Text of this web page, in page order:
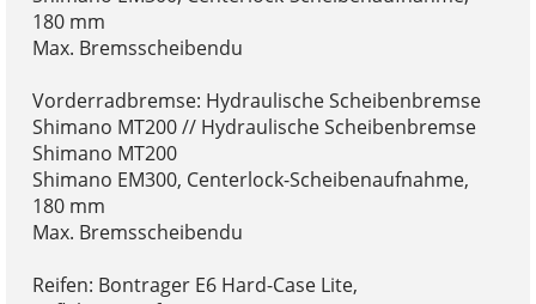
180 mm
Max. Bremsscheibendu
Vorderradbremse: Hydraulische Scheibenbremse
Shimano MT200 // Hydraulische Scheibenbremse
Shimano MT200
Shimano EM300, Centerlock-Scheibenaufnahme,
180 mm
Max. Bremsscheibendu
Reifen: Bontrager E6 Hard-Case Lite,